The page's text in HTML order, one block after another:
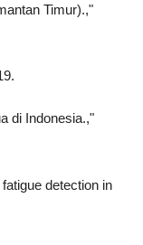
Timur).,"
di Indonesia.,"
detection in